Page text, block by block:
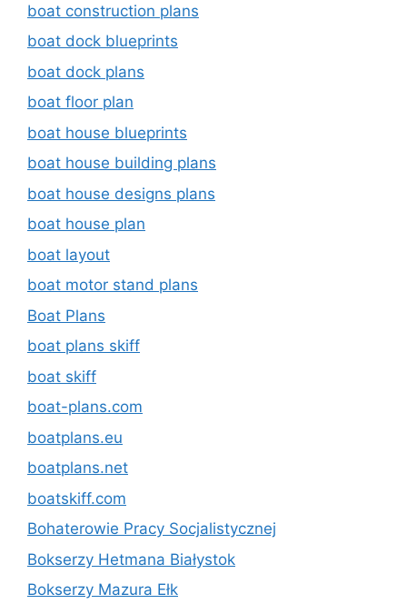
boat construction plans
boat dock blueprints
boat dock plans
boat floor plan
boat house blueprints
boat house building plans
boat house designs plans
boat house plan
boat layout
boat motor stand plans
Boat Plans
boat plans skiff
boat skiff
boat-plans.com
boatplans.eu
boatplans.net
boatskiff.com
Bohaterowie Pracy Socjalistycznej
Bokserzy Hetmana Białystok
Bokserzy Mazura Ełk